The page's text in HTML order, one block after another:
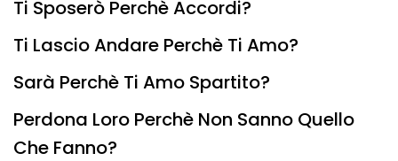
Ti Sposerò Perchè Accordi?
Ti Lascio Andare Perchè Ti Amo?
Sarà Perchè Ti Amo Spartito?
Perdona Loro Perchè Non Sanno Quello
Che Fanno?